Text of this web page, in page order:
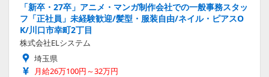
「新卒・27卒」アニメ・マンガ制作会社での一般事務スタッ
フ「正社員」未経験歓迎/髪型・服装自由/ネイル・ピアスO
K/川口市幸町2丁目
株式会社ELシステム
埼玉県
月給26万100円～32万円